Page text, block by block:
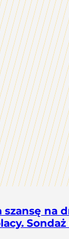
szansę na
Sondaż